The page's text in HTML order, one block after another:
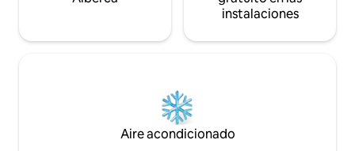
instalaciones
Aire acondicionado